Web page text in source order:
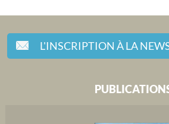
L'INSCRIPTION À LA